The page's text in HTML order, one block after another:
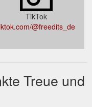
TikTok
@freedits_de
Treue und